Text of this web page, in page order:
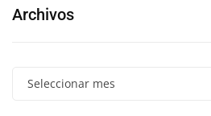
Archivos
Seleccionar mes